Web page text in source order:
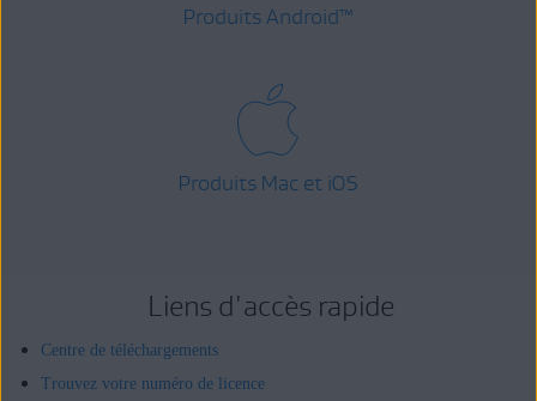
Produits Android™
Produits Mac et iOS
Liens d'accès rapide
Centre de téléchargements
Trouvez votre numéro de licence